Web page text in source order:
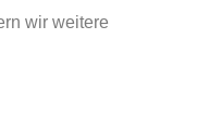
wir weitere